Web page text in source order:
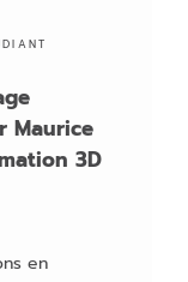
Maurice
3D
en